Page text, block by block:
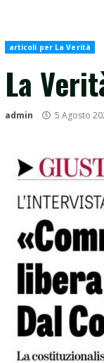
articoli per La Verità
La
admin 5 Agosto